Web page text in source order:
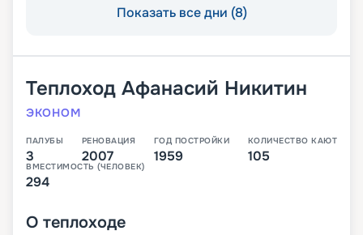
Показать все дни (8)
Теплоход Афанасий Никитин
ЭКОНОМ
ПАЛУБЫ
3
РЕНОВАЦИЯ
2007
ГОД ПОСТРОЙКИ
1959
КОЛИЧЕСТВО КАЮТ
105
ВМЕСТИМОСТЬ (ЧЕЛОВЕК)
294
О теплоходе